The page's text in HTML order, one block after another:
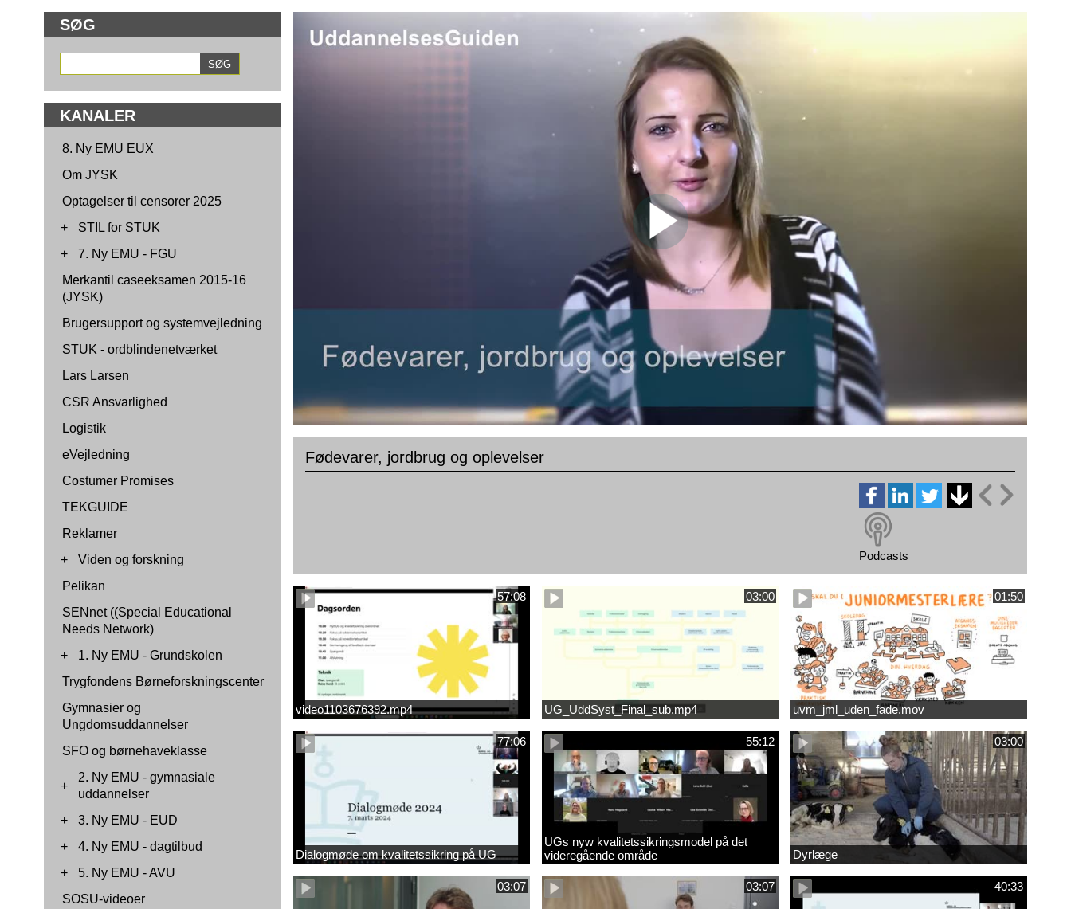
SØG
KANALER
8. Ny EMU EUX
Om JYSK
Optagelser til censorer 2025
+
STIL for STUK
+
7. Ny EMU - FGU
Merkantil caseeksamen 2015-16
(JYSK)
Brugersupport og systemvejledning
STUK - ordblindenetværket
Lars Larsen
CSR Ansvarlighed
Logistik
eVejledning
Costumer Promises
TEKGUIDE
Reklamer
+
Viden og forskning
Pelikan
SENnet ((Special Educational
Needs Network)
+
1. Ny EMU - Grundskolen
Trygfondens Børneforskningscenter
Gymnasier og
Ungdomsuddannelser
SFO og børnehaveklasse
+
2. Ny EMU - gymnasiale
uddannelser
+
3. Ny EMU - EUD
+
4. Ny EMU - dagtilbud
+
5. Ny EMU - AVU
SOSU-videoer
Fødevarer, jordbrug og oplevelser
Podcasts
57:08
video1103676392.mp4
03:00
UG_UddSyst_Final_sub.mp4
01:50
uvm_jml_uden_fade.mov
77:06
Dialogmøde om kvalitetssikring på UG
55:12
UGs nyw kvalitetssikringsmodel på det
videregående område
03:00
Dyrlæge
03:07 03:07 40:33